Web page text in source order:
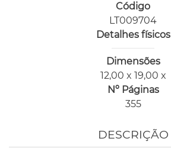
Código
LT009704
Detalhes físicos
Dimensões
12,00 x 19,00 x
Nº Páginas
355
DESCRIÇÃO